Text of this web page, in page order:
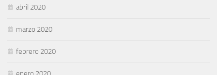
abril 2020
marzo 2020
febrero 2020